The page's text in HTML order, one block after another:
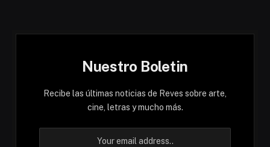
Nuestro Boletin
Recibe las últimas noticias de Reves sobre arte,
cine, letras y mucho más.